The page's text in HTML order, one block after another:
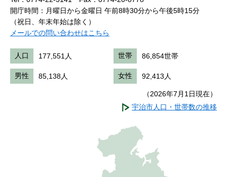
開庁時間：月曜日から金曜日 午前8時30分から午後5時15分
（祝日、年末年始は除く）
メールでの問い合わせはこちら
人口 177,551人 世帯 86,854世帯
男性 85,138人 女性 92,413人
（2026年7月1日現在）
宇治市人口・世帯数の推移